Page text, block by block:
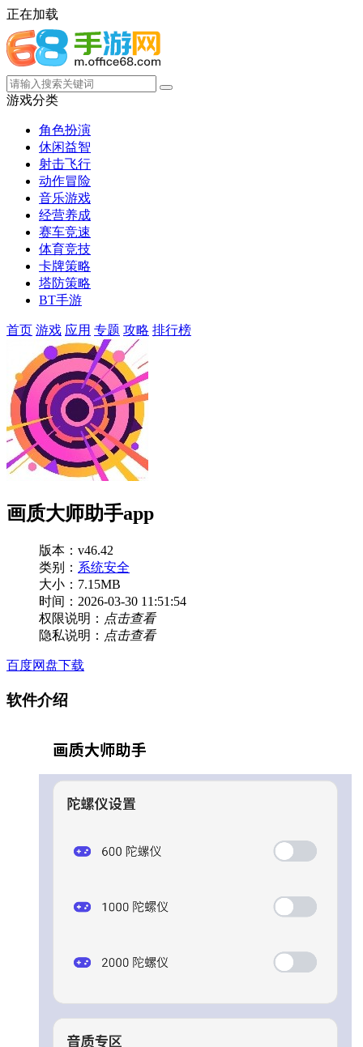
正在加载
游戏分类
角色扮演
休闲益智
射击飞行
动作冒险
音乐游戏
经营养成
赛车竞速
体育竞技
卡牌策略
塔防策略
BT手游
首页 游戏 应用 专题 攻略 排行榜
画质大师助手app
版本：v46.42
类别： 系统安全
大小：7.15MB
时间：2026-03-30 11:51:54
权限说明： 点击查看
隐私说明： 点击查看
百度网盘下载
软件介绍